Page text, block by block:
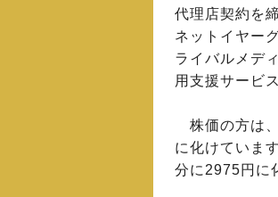
代理店契約を
ネットイヤー
ライバルメデ
用支援サービ
株価の方は
に化けていま
分に2975円に